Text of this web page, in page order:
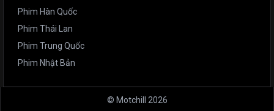
Phim Hàn Quốc
Phim Thái Lan
Phim Trung Quốc
Phim Nhật Bản
© Motchill 2026